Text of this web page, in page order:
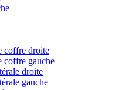
coffre droite
coffre gauche
droite
gauche